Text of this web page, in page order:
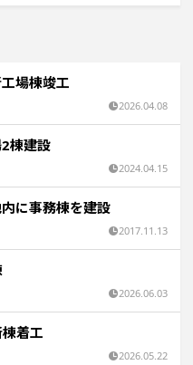
場棟竣工
2026.04.08
棟建設
2024.04.15
に事務棟を建設
2017.11.13
2026.06.03
着工
2026.05.22